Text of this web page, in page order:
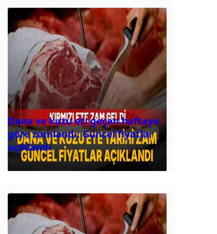
Dana ve kuzu eti geçen haftaya
göre zamlandı: Güncel fiyatlar
açıklandı